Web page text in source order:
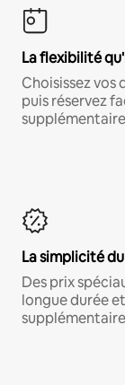
La flexibilité
Choisissez
puis réservez
La simplicité
Des prix
longue durée